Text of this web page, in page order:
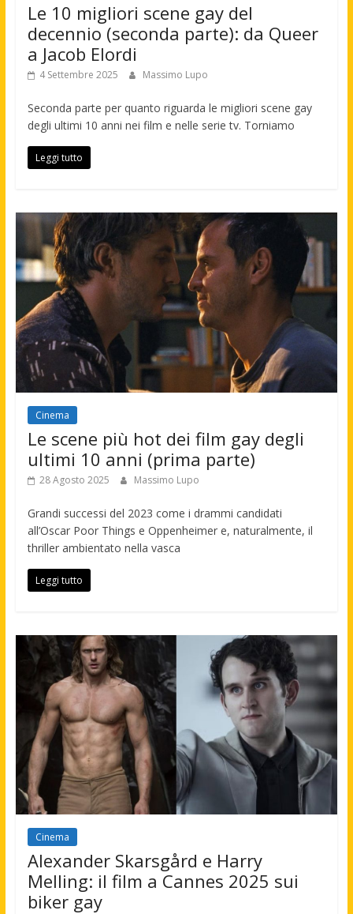
Le 10 migliori scene gay del
decennio (seconda parte): da Queer
a Jacob Elordi
4 Settembre 2025 Massimo Lupo
Seconda parte per quanto riguarda le migliori scene gay
degli ultimi 10 anni nei film e nelle serie tv. Torniamo
Leggi tutto
Cinema
Le scene più hot dei film gay degli
ultimi 10 anni (prima parte)
28 Agosto 2025 Massimo Lupo
Grandi successi del 2023 come i drammi candidati
all’Oscar Poor Things e Oppenheimer e, naturalmente, il
thriller ambientato nella vasca
Leggi tutto
Cinema
Alexander Skarsgård e Harry
Melling: il film a Cannes 2025 sui
biker gay